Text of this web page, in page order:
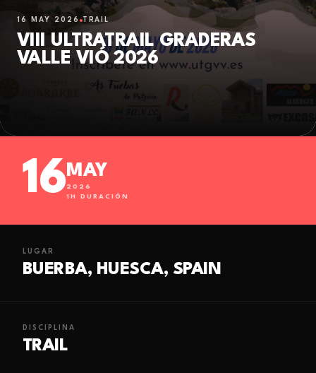
16 MAY 2026 TRAIL
VIII ULTRATRAIL GRADERAS
VALLE VIÓ 2026
16 MAY
2026
1H DURACIÓN
LUGAR
BUERBA, HUESCA, SPAIN
DISCIPLINA
TRAIL